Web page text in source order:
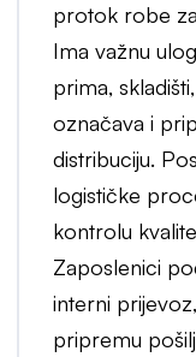
protok robe
Ima važnu
prima,
označava i
distribuciju.
logističke
kontrolu
Zaposlenici
interni
pripremu